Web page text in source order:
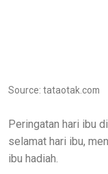
Source: tataotak.com
Peringatan hari ibu
selamat hari ibu,
ibu hadiah.